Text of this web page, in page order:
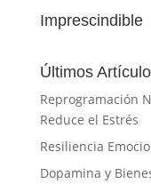
Imprescindible
Últimos
Reprogramación
Reduce el Estrés
Resiliencia
Dopamina y